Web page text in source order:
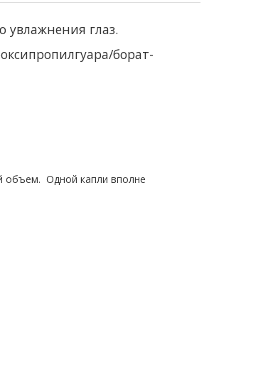
увлажнения глаз.
борат-
объем. Одной капли вполне